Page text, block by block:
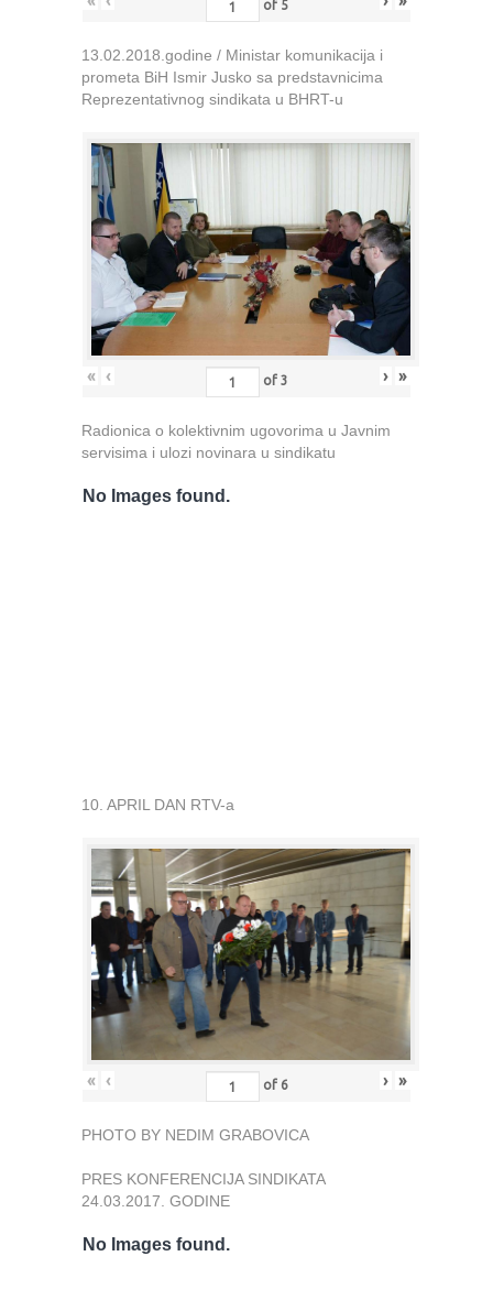
of 5
13.02.2018.godine / Ministar komunikacija i
prometa BiH Ismir Jusko sa predstavnicima
Reprezentativnog sindikata u BHRT-u
« ‹ of 3 › »
Radionica o kolektivnim ugovorima u Javnim
servisima i ulozi novinara u sindikatu
No Images found.
10. APRIL DAN RTV-a
« ‹ of 6 › »
PHOTO BY NEDIM GRABOVICA
PRES KONFERENCIJA SINDIKATA
24.03.2017. GODINE
No Images found.